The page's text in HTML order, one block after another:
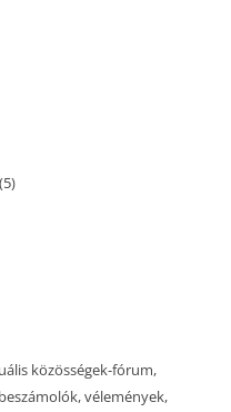
(5)
közösségek-fórum,
vélemények,